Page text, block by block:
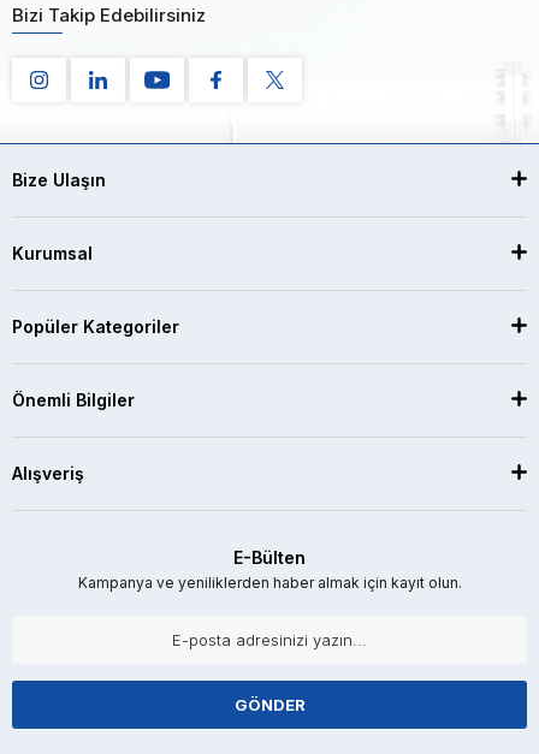
Bizi Takip Edebilirsiniz
Bize Ulaşın
Kurumsal
Popüler Kategoriler
Önemli Bilgiler
Alışveriş
E-Bülten
Kampanya ve yeniliklerden haber almak için kayıt olun.
GÖNDER